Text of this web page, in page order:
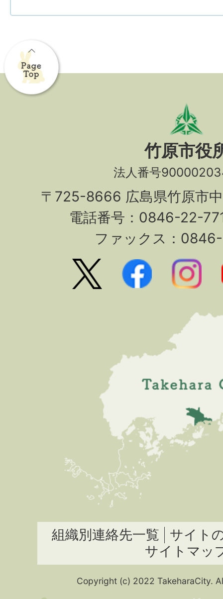
竹原市役
法人番号
〒725-8666 広島県竹原市
電話番号：0846-22-
ファックス：
組織別連絡先一覧
サイト
サイトマッ
Copyright (c) 2022 TakeharaCity.